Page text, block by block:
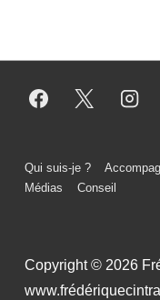
Qui suis-je ?
Médias
Conseil
Copyright © 2026